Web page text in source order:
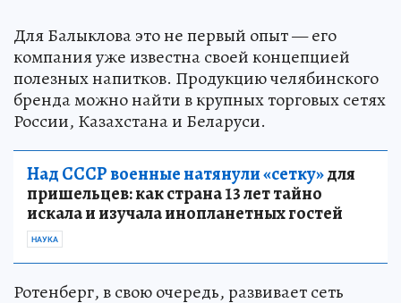
Для Балыклова это не первый опыт — его
компания уже известна своей концепцией
полезных напитков. Продукцию челябинского
бренда можно найти в крупных торговых сетях
России, Казахстана и Беларуси.
Над СССР военные натянули «сетку»для
пришельцев: как страна 13 лет тайно
искала и изучала инопланетных гостей
НАУКА
Ротенберг, в свою очередь, развивает сеть